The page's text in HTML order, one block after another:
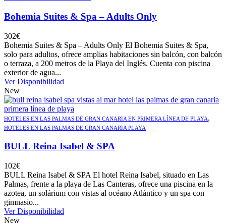
Bohemia Suites & Spa – Adults Only
302€
Bohemia Suites & Spa – Adults Only El Bohemia Suites & Spa,
solo para adultos, ofrece amplias habitaciones sin balcón, con balcón
o terraza, a 200 metros de la Playa del Inglés. Cuenta con piscina
exterior de agua...
Ver Disponibilidad
New
HOTELES EN LAS PALMAS DE GRAN CANARIA EN PRIMERA LÍNEA DE PLAYA,
HOTELES EN LAS PALMAS DE GRAN CANARIA PLAYA
BULL Reina Isabel & SPA
102€
BULL Reina Isabel & SPA El hotel Reina Isabel, situado en Las
Palmas, frente a la playa de Las Canteras, ofrece una piscina en la
azotea, un solárium con vistas al océano Atlántico y un spa con
gimnasio...
Ver Disponibilidad
New